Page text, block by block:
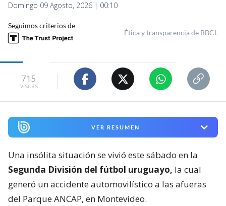
Domingo 09 Agosto, 2026 | 00:10
Seguimos criterios de
Ética y transparencia de BBCL
715
visitas
VER RESUMEN
Una insólita situación se vivió este sábado en la
Segunda División del fútbol uruguayo, la cual
generó un accidente automovilístico a las afueras
del Parque ANCAP, en Montevideo.